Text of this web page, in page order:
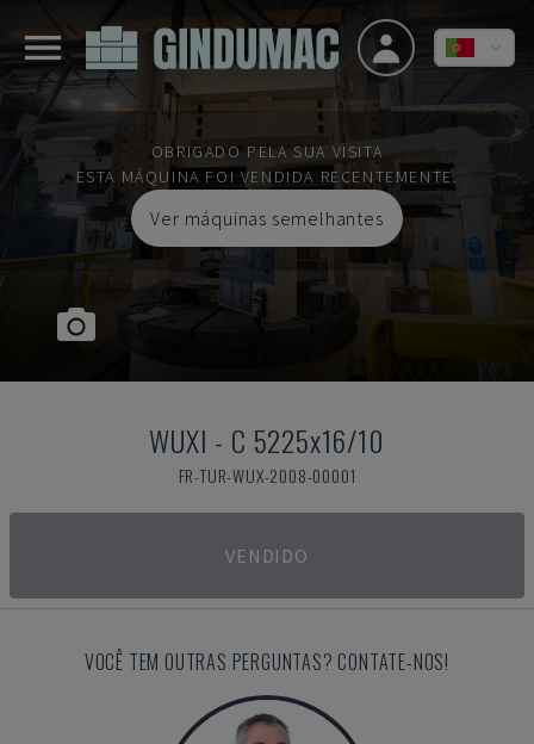
OBRIGADO PELA SUA VISITA
ESTA MÁQUINA FOI VENDIDA RECENTEMENTE.
Ver máquinas semelhantes
WUXI - C 5225x16/10
FR-TUR-WUX-2008-00001
VENDIDO
VOCÊ TEM OUTRAS PERGUNTAS? CONTATE-NOS!